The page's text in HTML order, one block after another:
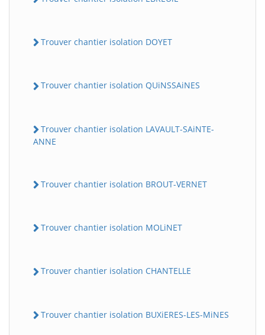
Trouver chantier isolation DOYET
Trouver chantier isolation QUiNSSAiNES
Trouver chantier isolation LAVAULT-SAiNTE-
ANNE
Trouver chantier isolation BROUT-VERNET
Trouver chantier isolation MOLiNET
Trouver chantier isolation CHANTELLE
Trouver chantier isolation BUXiERES-LES-MiNES